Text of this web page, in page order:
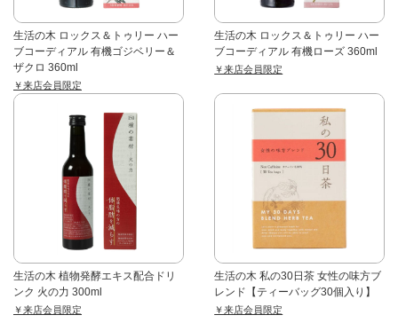
生活の木 ロックス＆トゥリー ハー
ブコーディアル 有機ゴジベリー＆
ザクロ 360ml
￥来店会員限定
生活の木 ロックス＆トゥリー ハー
ブコーディアル 有機ローズ 360ml
￥来店会員限定
生活の木 植物発酵エキス配合ドリ
ンク 火の力 300ml
￥来店会員限定
生活の木 私の30日茶 女性の味方ブ
レンド【ティーバッグ30個入り】
￥来店会員限定